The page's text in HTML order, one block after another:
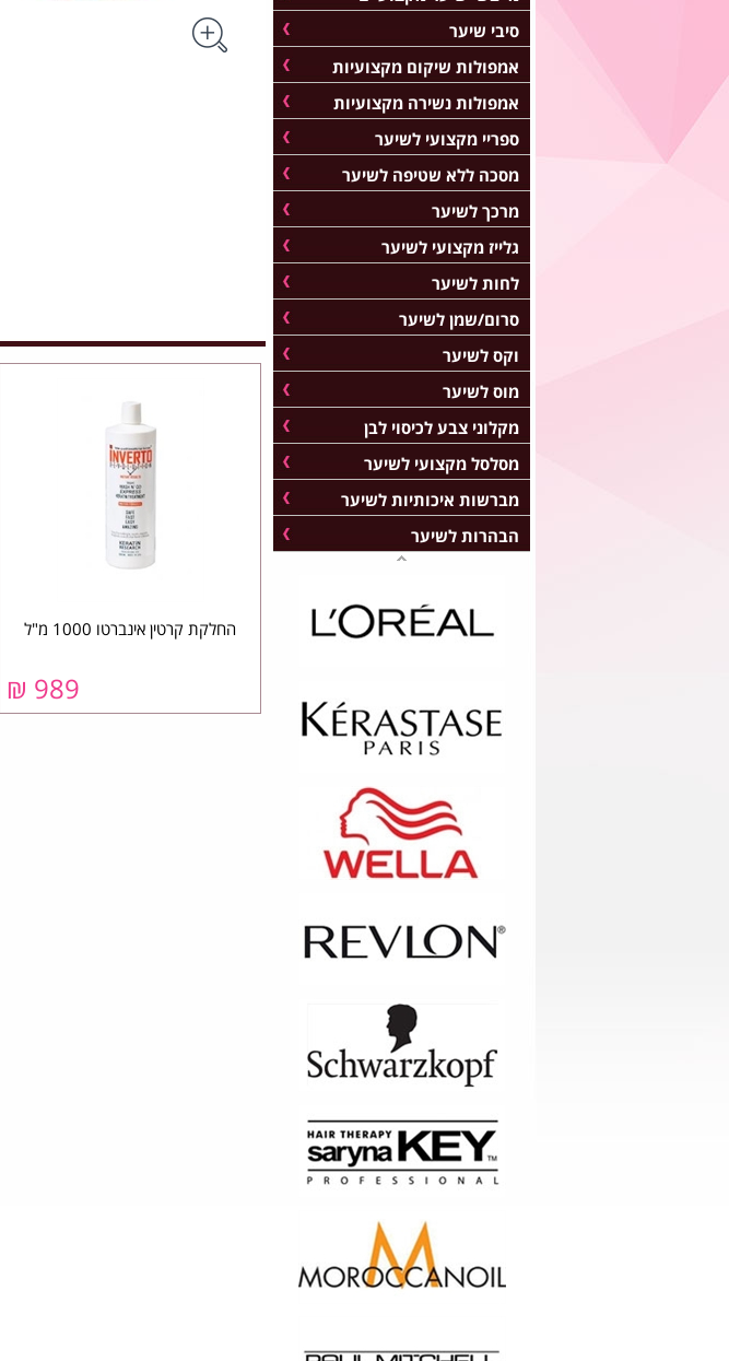
החלקת קרטין אינברטו 1000 מ"ל
989 ₪
סיבי שיער
אמפולות שיקום מקצועיות
אמפולות נשירה מקצועיות
ספריי מקצועי לשיער
מסכה ללא שטיפה לשיער
מרכך לשיער
גלייז מקצועי לשיער
לחות לשיער
סרום/שמן לשיער
וקס לשיער
מוס לשיער
מקלוני צבע לכיסוי לבן
מסלסל מקצועי לשיער
מברשות איכותיות לשיער
הבהרות לשיער